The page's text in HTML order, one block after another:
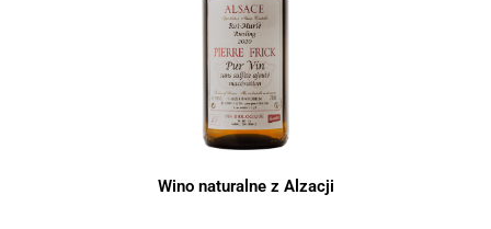
Wino naturalne z Alzacji